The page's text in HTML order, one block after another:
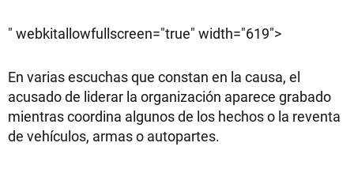
" webkitallowfullscreen="true" width="619">
En varias escuchas que constan en la causa, el
acusado de liderar la organización aparece grabado
mientras coordina algunos de los hechos o la reventa
de vehículos, armas o autopartes.